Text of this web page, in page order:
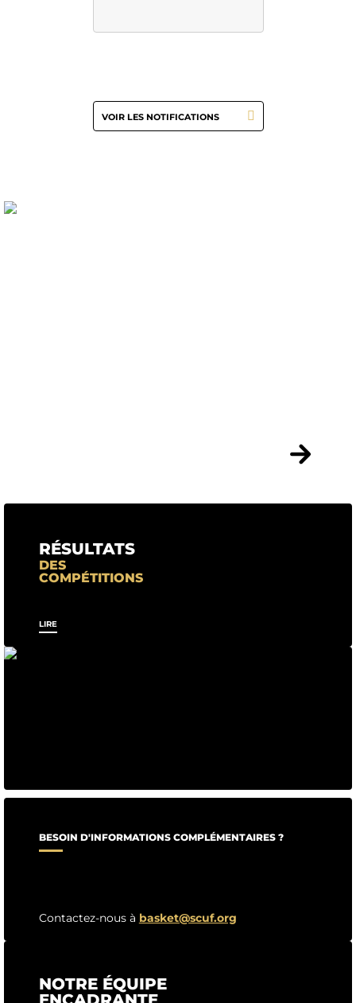
VOIR LES NOTIFICATIONS
RÉSULTATS
DES
COMPÉTITIONS
LIRE
BESOIN D'INFORMATIONS COMPLÉMENTAIRES ?
Contactez-nous à basket@scuf.org
NOTRE ÉQUIPE